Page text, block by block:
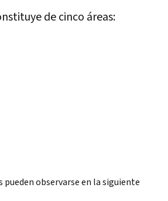
de cinco áreas:
observarse en la siguiente